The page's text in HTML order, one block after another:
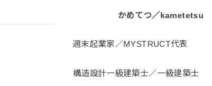
かめてつ／kametetsu
週末起業家／MYSTRUCT代表
構造設計一級建築士／一級建築士